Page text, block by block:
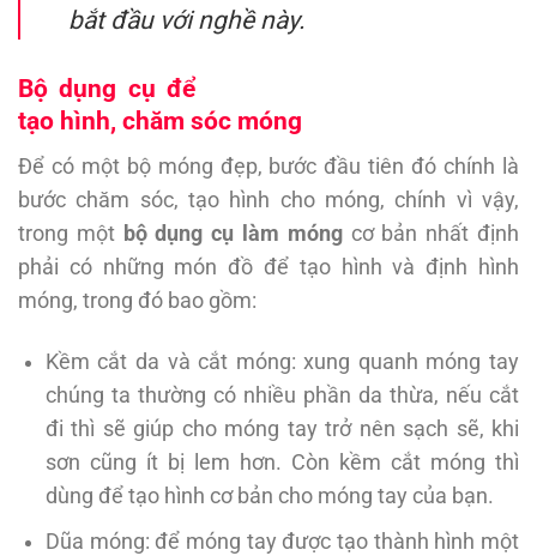
bắt đầu với nghề này.
Bộ dụng cụ để
tạo hình, chăm sóc móng
Để có một bộ móng đẹp, bước đầu tiên đó chính là
bước chăm sóc, tạo hình cho móng, chính vì vậy,
trong một bộ dụng cụ làm móngcơ bản nhất định
phải có những món đồ để tạo hình và định hình
móng, trong đó bao gồm:
Kềm cắt da và cắt móng: xung quanh móng tay
chúng ta thường có nhiều phần da thừa, nếu cắt
đi thì sẽ giúp cho móng tay trở nên sạch sẽ, khi
sơn cũng ít bị lem hơn. Còn kềm cắt móng thì
dùng để tạo hình cơ bản cho móng tay của bạn.
Dũa móng: để móng tay được tạo thành hình một